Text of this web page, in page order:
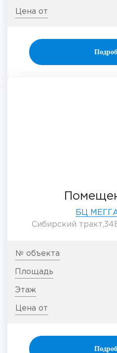
БЦ
Сибирский